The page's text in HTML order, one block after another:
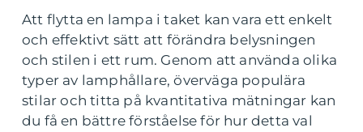
Att flytta en lampa i taket kan vara ett enkelt
och effektivt sätt att förändra belysningen
och stilen i ett rum. Genom att använda olika
typer av lamphållare, överväga populära
stilar och titta på kvantitativa mätningar kan
du få en bättre förståelse för hur detta val